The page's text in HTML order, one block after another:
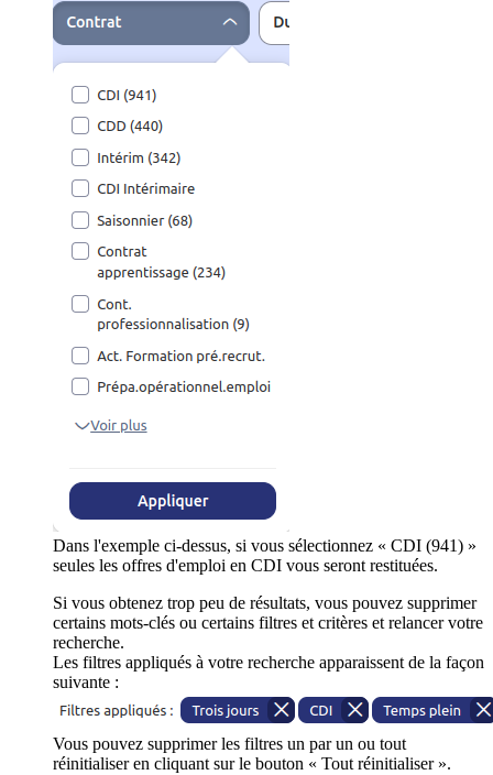
Dans l'exemple ci-dessus, si vous sélectionnez « CDI (941) »
seules les offres d'emploi en CDI vous seront restituées.
Si vous obtenez trop peu de résultats, vous pouvez supprimer
certains mots-clés ou certains filtres et critères et relancer votre
recherche.
Les filtres appliqués à votre recherche apparaissent de la façon
suivante :
Vous pouvez supprimer les filtres un par un ou tout
réinitialiser en cliquant sur le bouton « Tout réinitialiser ».